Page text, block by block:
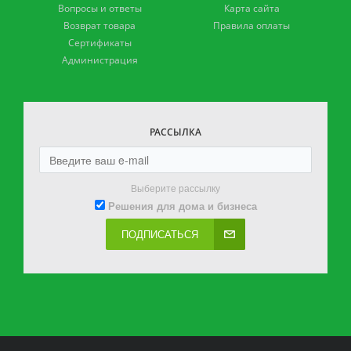
Вопросы и ответы
Возврат товара
Сертификаты
Администрация
Карта сайта
Правила оплаты
РАССЫЛКА
Выберите рассылку
Решения для дома и бизнеса
ПОДПИСАТЬСЯ